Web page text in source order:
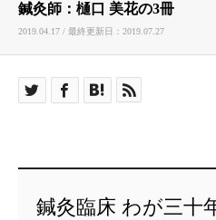
鍼灸師：樋口 美花の3冊
2019.04.17 / 最終更新日：2019.07.27
鍼灸臨床 わが三